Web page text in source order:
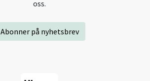
oss.
Abonner på nyhetsbrev